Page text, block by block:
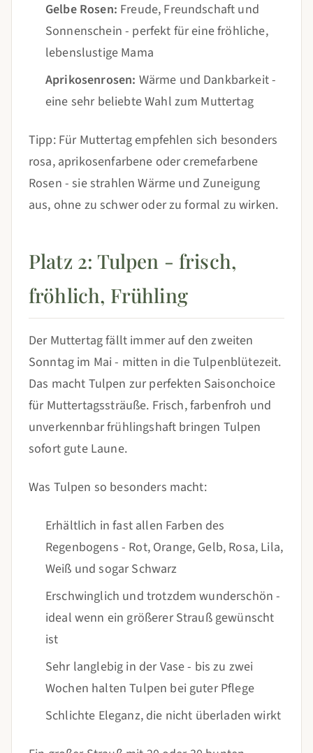
Gelbe Rosen: Freude, Freundschaft und
Sonnenschein - perfekt für eine fröhliche,
lebenslustige Mama
Aprikosenrosen: Wärme und Dankbarkeit -
eine sehr beliebte Wahl zum Muttertag
Tipp: Für Muttertag empfehlen sich besonders
rosa, aprikosenfarbene oder cremefarbene
Rosen - sie strahlen Wärme und Zuneigung
aus, ohne zu schwer oder zu formal zu wirken.
Platz 2: Tulpen - frisch,
fröhlich, Frühling
Der Muttertag fällt immer auf den zweiten
Sonntag im Mai - mitten in die Tulpenblütezeit.
Das macht Tulpen zur perfekten Saisonchoice
für Muttertagssträuße. Frisch, farbenfroh und
unverkennbar frühlingshaft bringen Tulpen
sofort gute Laune.
Was Tulpen so besonders macht:
Erhältlich in fast allen Farben des
Regenbogens - Rot, Orange, Gelb, Rosa, Lila,
Weiß und sogar Schwarz
Erschwinglich und trotzdem wunderschön -
ideal wenn ein größerer Strauß gewünscht
ist
Sehr langlebig in der Vase - bis zu zwei
Wochen halten Tulpen bei guter Pflege
Schlichte Eleganz, die nicht überladen wirkt